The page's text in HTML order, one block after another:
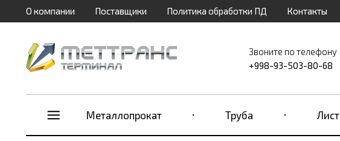
О компании Поставщики Политика обработки ПД Контакты
Звоните по телефону
+998-93-503-80-68
Металлопрокат Труба Лист